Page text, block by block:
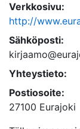
Verkkosivu:
http://
Sähköposti:
Yhteystieto:
Postiosoite:
27100 Eurajoki